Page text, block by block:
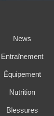
News
Entraînement
Équipement
Nutrition
Blessures